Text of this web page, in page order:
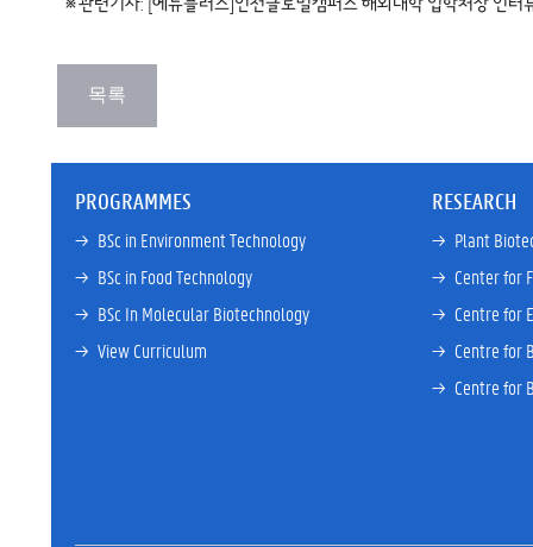
PROGRAMMES
→ BSc in Environment Technology
→ BSc in Food Technology
→ BSc In Molecular Biotechnology
→ View Curriculum
RESEARCH
→ Plant
→ Center for
→ Centre for
→ Centre for
→ Centre for